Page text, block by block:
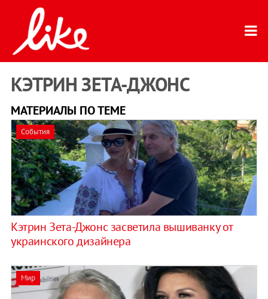
КЭТРИН ЗЕТА-ДЖОНС
МАТЕРИАЛЫ ПО ТЕМЕ
События
Кэтрин Зета-Джонс засветила вышиванку от
украинского дизайнера
Мир